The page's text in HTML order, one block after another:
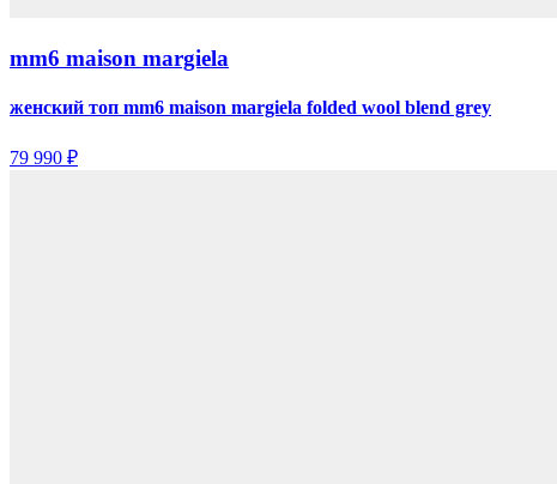
mm6 maison margiela
женский топ mm6 maison margiela folded wool blend grey
79 990 ₽